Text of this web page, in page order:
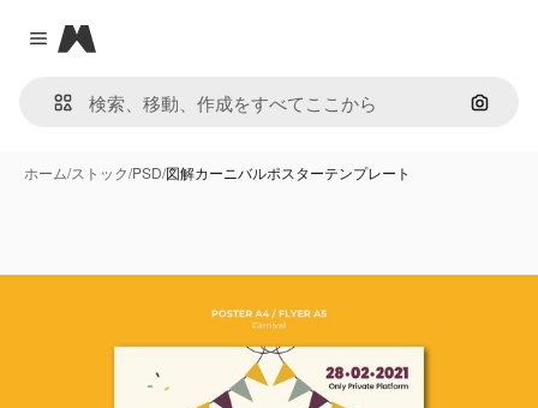
Close menu
Magnific
画像で
ホーム/ストック/PSD/図解カーニバルポスターテンプレート